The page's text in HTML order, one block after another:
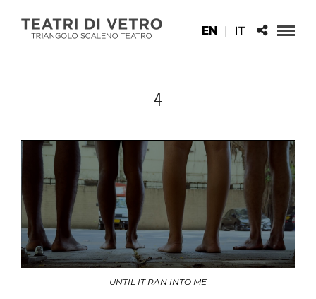
EN | IT
4
UNTIL IT RAN INTO ME